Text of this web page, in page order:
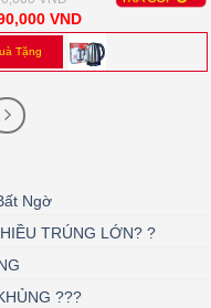
VND
Tặng
Ngờ
TRÚNG LỚN? ?
???